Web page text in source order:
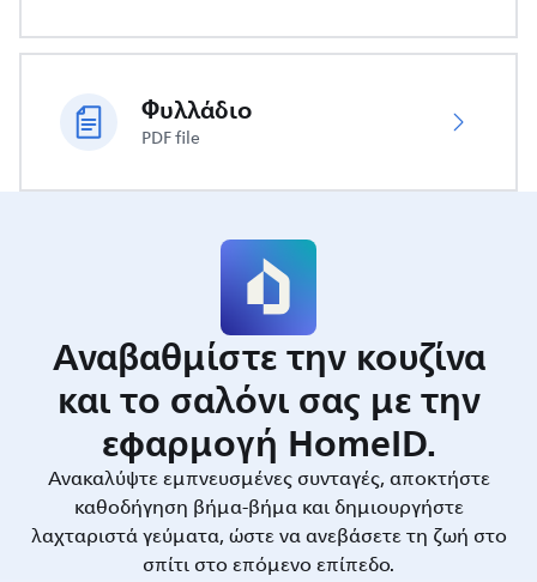
Φυλλάδιο
PDF file
Αναβαθμίστε την κουζίνα
και το σαλόνι σας με την
εφαρμογή HomeID.
Ανακαλύψτε εμπνευσμένες συνταγές, αποκτήστε
καθοδήγηση βήμα-βήμα και δημιουργήστε
λαχταριστά γεύματα, ώστε να ανεβάσετε τη ζωή στο
σπίτι στο επόμενο επίπεδο.